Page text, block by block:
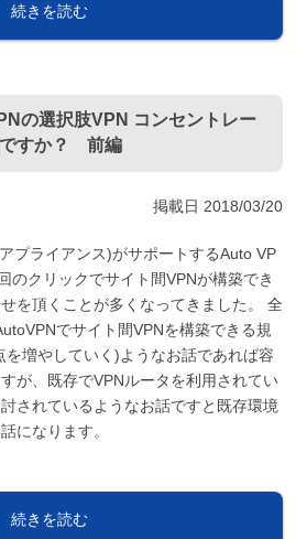
続きを読む
の選択肢VPN コンセントレー
ですか？ 前編
掲載日 2018/03/20
プライアンス)がサポートするAuto VP
のクリックでサイト間VPNが構築でき
を頂くことが多くなってきました。 全
でサイト間VPNを構築できる規
増やしていく)ようなお話であれば容
が、既存でVPNルータを利用されてい
されているようなお話ですと既存環境
になります。
続きを読む